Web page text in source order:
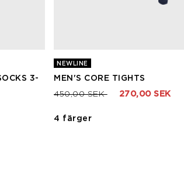
3-
NEWLINE
MEN'S CORE TIGHTS
Pris nedsatt från
450,00 SEKtill 270,00 SEK
4 färger